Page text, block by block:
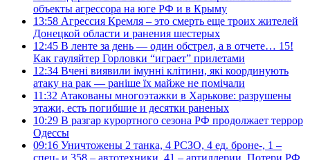
объекты агрессора на юге РФ и в Крыму
13:58 Агрессия Кремля – это смерть еще троих жителей
Донецкой области и ранения шестерых
12:45 В ленте за день — один обстрел, а в отчете… 15!
Как гауляйтер Горловки “играет” прилетами
12:34 Вчені виявили імунні клітини, які координують
атаку на рак — раніше їх майже не помічали
11:32 Атакованы многоэтажки в Харькове: разрушены
этажи, есть погибшие и десятки раненых
10:29 В разгар курортного сезона РФ продолжает террор
Одессы
09:16 Уничтожены 2 танка, 4 РСЗО, 4 ед. броне-, 1 –
спец- и 358 – автотехники, 41 – артиллерии. Потери РФ